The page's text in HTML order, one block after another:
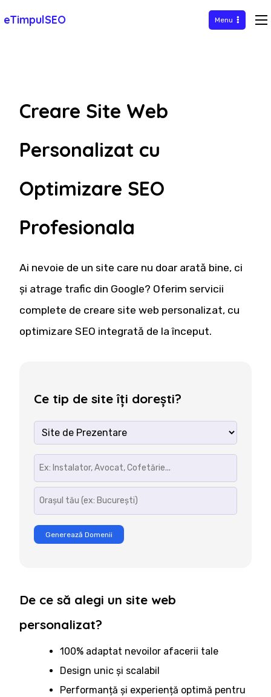
eTimpulSEO Menu
Creare Site Web
Personalizat cu
Optimizare SEO
Profesionala
Ai nevoie de un site care nu doar arată bine, ci
și atrage trafic din Google? Oferim servicii
complete de creare site web personalizat, cu
optimizare SEO integrată de la început.
Ce tip de site îți dorești?
Generează Domenii
De ce să alegi un site web
personalizat?
100% adaptat nevoilor afacerii tale
Design unic și scalabil
Performanță și experiență optimă pentru